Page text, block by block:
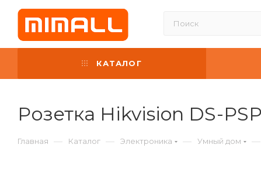
КАТАЛОГ
Розетка Hikvision DS-
Главная — Каталог — Электроника — Умный дом —